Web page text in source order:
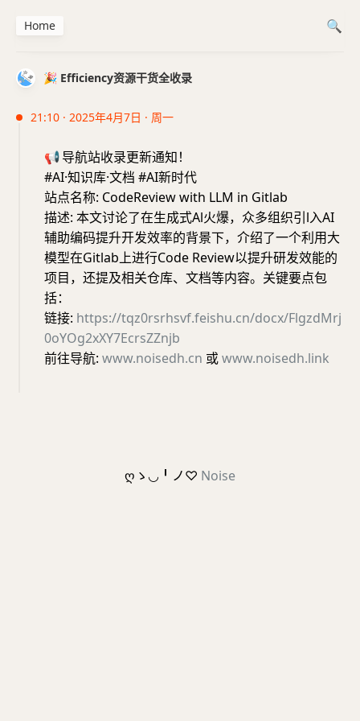
🎉 Efficiency资源干货全收录
21:10 · 2025年4月7日 · 周一
📢导航站收录更新通知！
#AI·知识库·文档 #AI新时代
站点名称: CodeReview with LLM in Gitlab
描述: 本文讨论了在生成式Al火爆，众多组织引l入AI
辅助编码提升开发效率的背景下，介绍了一个利用大
模型在Gitlab上进行Code Review以提升研发效能的
项目，还提及相关仓库、文档等内容。关键要点包
括：
链接: https://tqz0rsrhsvf.feishu.cn/docx/FlgzdMrj
0oYOg2xXY7EcrsZZnjb
前往导航: www.noisedh.cn 或www.noisedh.link
Home
ღゝ◡╹ノ♡ Noise